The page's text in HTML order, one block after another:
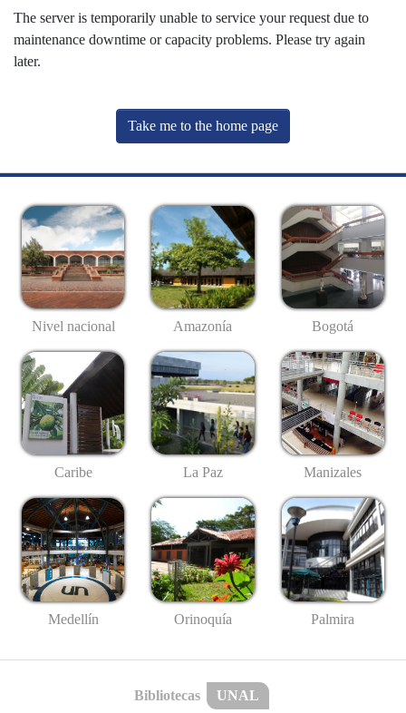
The server is temporarily unable to service your request due to
maintenance downtime or capacity problems. Please try again
later.
Take me to the home page
Nivel nacional Amazonía Bogotá
Caribe La Paz Manizales
Medellín Orinoquía Palmira
Bibliotecas UNAL